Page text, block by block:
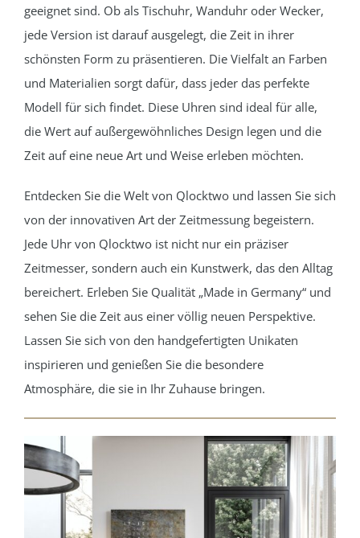
geeignet sind. Ob als Tischuhr, Wanduhr oder Wecker,
jede Version ist darauf ausgelegt, die Zeit in ihrer
schönsten Form zu präsentieren. Die Vielfalt an Farben
und Materialien sorgt dafür, dass jeder das perfekte
Modell für sich findet. Diese Uhren sind ideal für alle,
die Wert auf außergewöhnliches Design legen und die
Zeit auf eine neue Art und Weise erleben möchten.
Entdecken Sie die Welt von Qlocktwo und lassen Sie sich
von der innovativen Art der Zeitmessung begeistern.
Jede Uhr von Qlocktwo ist nicht nur ein präziser
Zeitmesser, sondern auch ein Kunstwerk, das den Alltag
bereichert. Erleben Sie Qualität „Made in Germany“ und
sehen Sie die Zeit aus einer völlig neuen Perspektive.
Lassen Sie sich von den handgefertigten Unikaten
inspirieren und genießen Sie die besondere
Atmosphäre, die sie in Ihr Zuhause bringen.